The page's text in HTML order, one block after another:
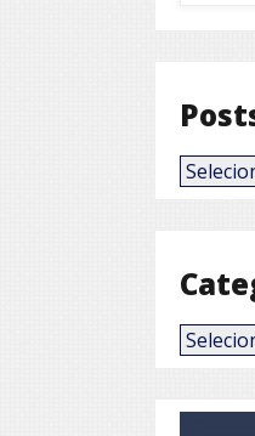
Posts
por
de